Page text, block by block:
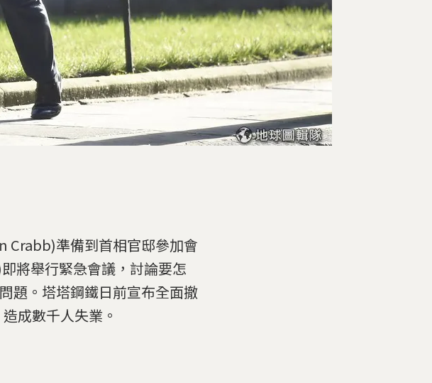
Crabb)準備到首相官邸參加會
將舉行緊急會議，討論要怎
題。塔塔鋼鐵日前宣布全面撤
成數千人失業。